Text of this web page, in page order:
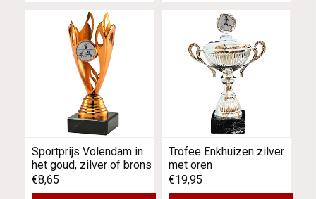
Sportprijs Volendam in
het goud, zilver of brons
€8,65
Trofee Enkhuizen zilver
met oren
€19,95